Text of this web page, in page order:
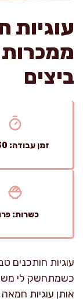
עוגיות
ביצים
זמן עבודה: 30 דק'
כשרות:
עוגיות חותכנים
כשמתחשק לי
אותן עוגיות